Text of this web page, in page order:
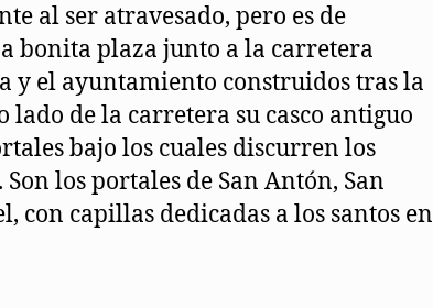
al ser atravesado, pero es de
bonita plaza junto a la carretera
y el ayuntamiento construidos tras la
de la carretera su casco antiguo
bajo los cuales discurren los
los portales de San Antón, San
con capillas dedicadas a los santos en